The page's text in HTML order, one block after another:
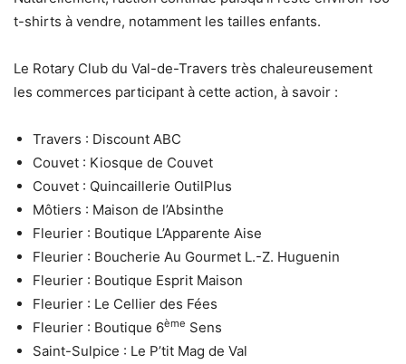
t-shirts à vendre, notamment les tailles enfants.
Le Rotary Club du Val-de-Travers très chaleureusement
les commerces participant à cette action, à savoir :
Travers : Discount ABC
Couvet : Kiosque de Couvet
Couvet : Quincaillerie OutilPlus
Môtiers : Maison de l’Absinthe
Fleurier : Boutique L’Apparente Aise
Fleurier : Boucherie Au Gourmet L.-Z. Huguenin
Fleurier : Boutique Esprit Maison
Fleurier : Le Cellier des Fées
Fleurier : Boutique 6ème Sens
Saint-Sulpice : Le P’tit Mag de Val